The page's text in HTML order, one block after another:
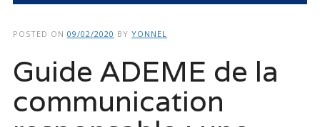
POSTED ON 09/02/2020 BY YONNEL
Guide ADEME de la
communication